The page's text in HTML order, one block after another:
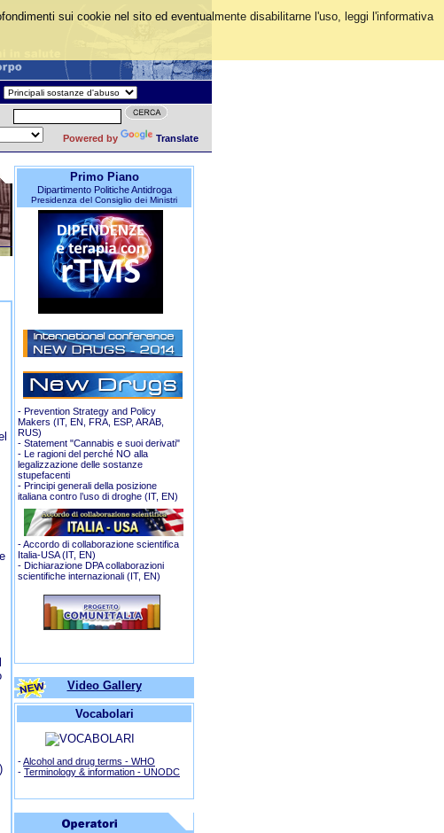
Powered by Translate
Primo Piano
Dipartimento Politiche Antidroga
Presidenza del Consiglio dei Ministri
- Prevention Strategy and Policy
Makers (IT, EN FRA ESP, ARAB
RUS)
- Statement "Cannabis e suoi derivati"
- Le ragioni del perché NO alla
legalizzazione delle sostanze
stupefacenti
- Principi generali della posizione
italiana contro l’uso di droghe (IT, EN)
- Accordo di collaborazione scientifica
Italia-USA (IT, EN)
- Dichiarazione DPA collaborazioni
scientifiche internazionali (IT, EN)
Video Gallery
Vocabolari
-Alcohol and drug terms - WHO
- Terminology & information - UNODC
sui cookie nel sito ed eventualmente disabilitarne l'uso, leggi l'informativa